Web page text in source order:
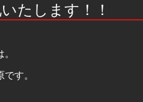
たします！！
す。